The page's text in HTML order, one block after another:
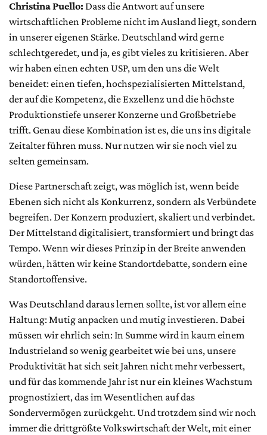
Christina Puello:Dass die Antwort auf unsere
wirtschaftlichen Probleme nicht im Ausland liegt, sondern
in unserer eigenen Stärke. Deutschland wird gerne
schlechtgeredet, und ja, es gibt vieles zu kritisieren. Aber
wir haben einen echten USP, um den uns die Welt
beneidet: einen tiefen, hochspezialisierten Mittelstand,
der auf die Kompetenz, die Exzellenz und die höchste
Produktionstiefe unserer Konzerne und Großbetriebe
trifft. Genau diese Kombination ist es, die uns ins digitale
Zeitalter führen muss. Nur nutzen wir sie noch viel zu
selten gemeinsam.
Diese Partnerschaft zeigt, was möglich ist, wenn beide
Ebenen sich nicht als Konkurrenz, sondern als Verbündete
begreifen. Der Konzern produziert, skaliert und verbindet.
Der Mittelstand digitalisiert, transformiert und bringt das
Tempo. Wenn wir dieses Prinzip in der Breite anwenden
würden, hätten wir keine Standortdebatte, sondern eine
Standortoffensive.
Was Deutschland daraus lernen sollte, ist vor allem eine
Haltung: Mutig anpacken und mutig investieren. Dabei
müssen wir ehrlich sein: In Summe wird in kaum einem
Industrieland so wenig gearbeitet wie bei uns, unsere
Produktivität hat sich seit Jahren nicht mehr verbessert,
und für das kommende Jahr ist nur ein kleines Wachstum
prognostiziert, das im Wesentlichen auf das
Sondervermögen zurückgeht. Und trotzdem sind wir noch
immer die drittgrößte Volkswirtschaft der Welt, mit einer